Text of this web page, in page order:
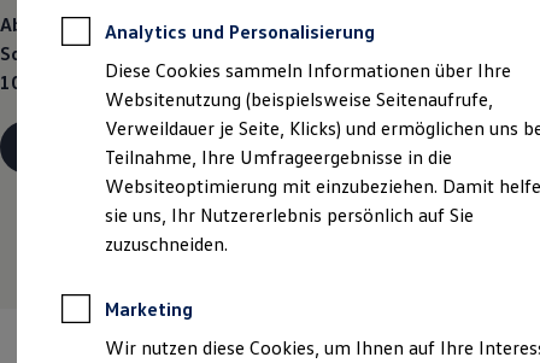
Kfz-Versicherung
Restschuldversicherungen
Garantien
Wartungsverträge
Geschäftskunden
Professional Class bei Volkswagen
Großkunden
Behörden
Direktkunden
Sonderfahrzeuge
Anpfiff zum Gewinn
Elektroautos
ID. Tutorials
Elektrofahrzeugkonzepte
Ab 119,00 €
mtl. leasen für Privatkunden | 5.999,86 €
Sonderzahlung | 24 Monate Laufzeit | Jährliche Fahrleistung:
10.000 km
Details ansehen
Analytics und Personalisierung
Diese Cookies sammeln Informationen über Ihre
Websitenutzung (beispielsweise Seitenaufrufe,
Verweildauer je Seite, Klicks) und ermöglichen uns
Teilnahme, Ihre Umfrageergebnisse in die
Websiteoptimierung mit einzubeziehen. Damit
sie uns, Ihr Nutzererlebnis persönlich auf Sie
zuzuschneiden.
Marketing
Wir nutzen diese Cookies, um Ihnen auf Ihre